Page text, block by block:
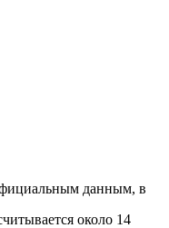
данным, в
около 14